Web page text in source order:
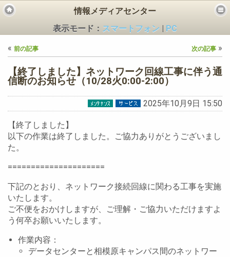
情報メディアセンター
表示モード： スマートフォン
PC
« 前の記事 次の記事 »
【終了しました】ネットワーク回線工事に伴う通
信断のお知らせ（10/28火0:00-2:00）
2025年10月9日 15:50
【終了しました】
以下の作業は終了しました。ご協力ありがとうございまし
た。
=====================
下記のとおり、ネットワーク接続回線に関わる工事を実施
いたします。
ご不便をおかけしますが、ご理解・ご協力いただけますよ
う何卒お願いいたします。
作業内容：
データセンターと相模原キャンパス間のネットワー